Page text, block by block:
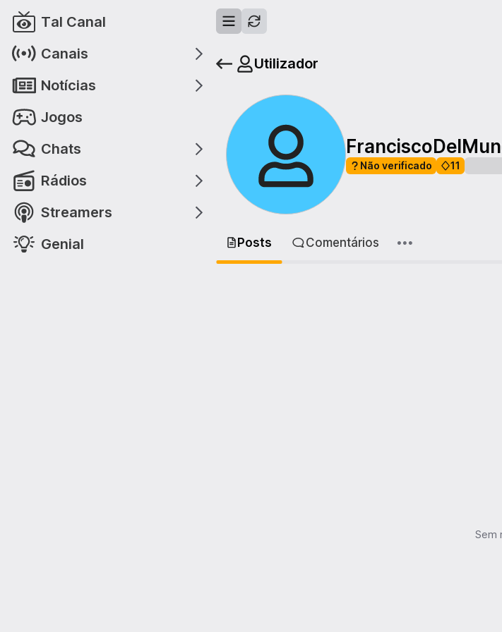
Tal Canal
Canais
Notícias
Jogos
Chats
Rádios
Streamers
Genial
Utilizador
Não verificado 11
Posts Comentários
Sem